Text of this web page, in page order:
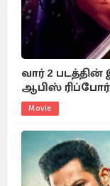
வார் 2
ஆபிஸ்
Movie